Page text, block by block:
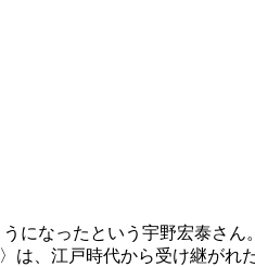
になったという宇野宏泰さ
〉は、江戸時代から受け継がれ